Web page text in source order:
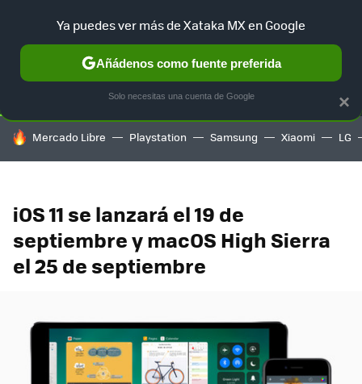
SELECCIÓN GAMING HOME AUTO TERRITORIO
HOY SE HABLA DE
Mercado Libre Playstation Samsung Xiaomi LG
iOS 11 se lanzará el 19 de
septiembre y macOS High Sierra
el 25 de septiembre
×
Ya puedes ver más de Xataka MX en Google
Añádenos como fuente preferida
Solo necesitas una cuenta de Google